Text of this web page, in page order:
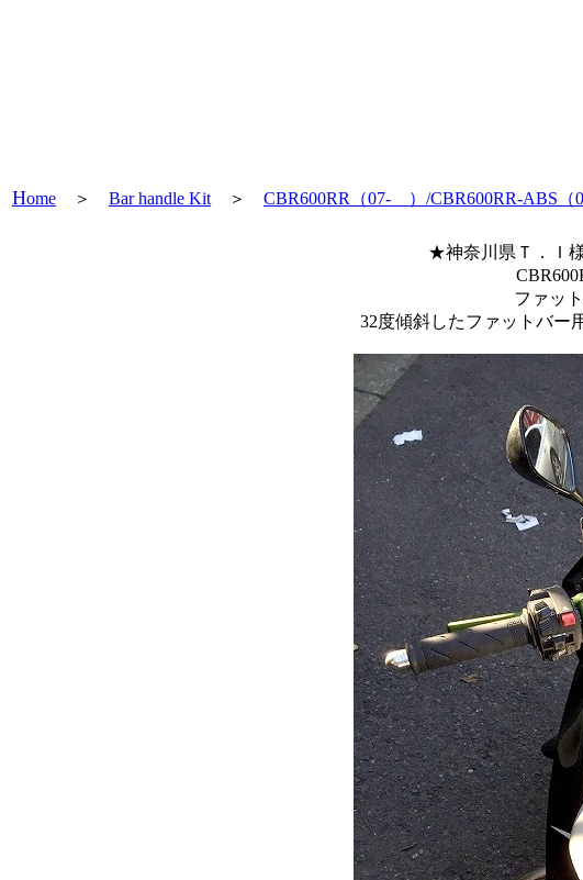
Home ＞ Bar handle Kit ＞ CBR600RR（07- ）/CBR600RR-ABS（
★神奈川県Ｔ．Ｉ
ファッ
32度傾斜したファットバー